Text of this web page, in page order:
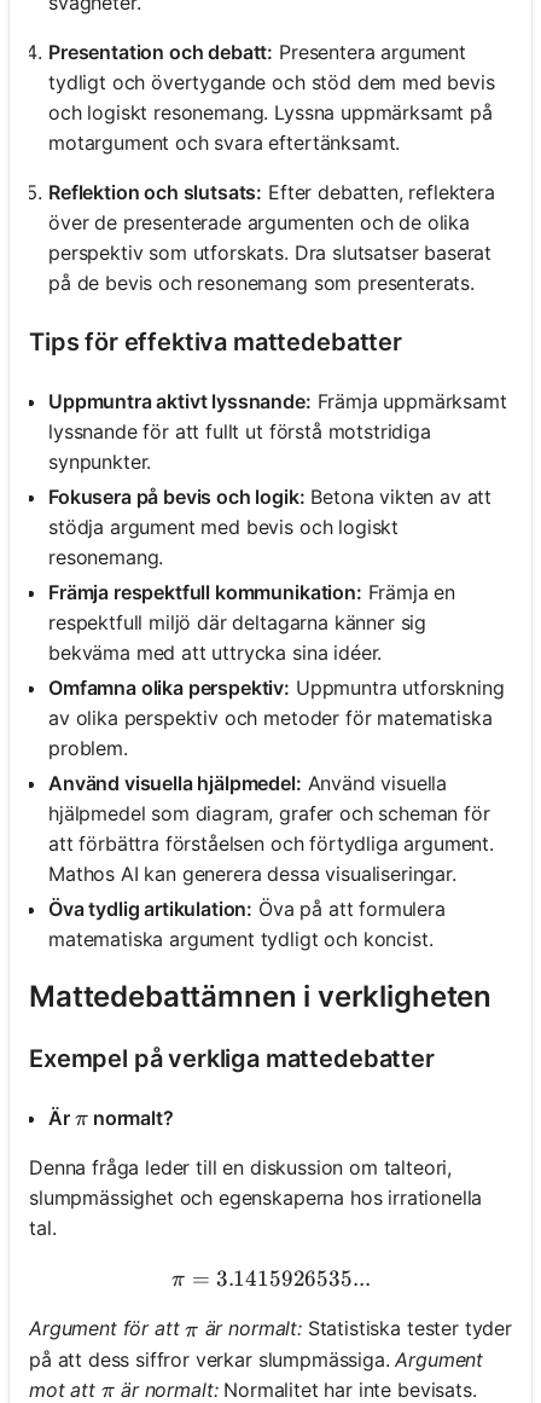
Presentation och debatt: Presentera argument
tydligt och övertygande och stöd dem med bevis
och logiskt resonemang. Lyssna uppmärksamt på
motargument och svara eftertänksamt.
Reflektion och slutsats: Efter debatten, reflektera
över de presenterade argumenten och de olika
perspektiv som utforskats. Dra slutsatser baserat
på de bevis och resonemang som presenterats.
Tips för effektiva mattedebatter
Uppmuntra aktivt lyssnande: Främja uppmärksamt
lyssnande för att fullt ut förstå motstridiga
synpunkter.
Fokusera på bevis och logik: Betona vikten av att
stödja argument med bevis och logiskt
resonemang.
Främja respektfull kommunikation: Främja en
respektfull miljö där deltagarna känner sig
bekväma med att uttrycka sina idéer.
Omfamna olika perspektiv: Uppmuntra utforskning
av olika perspektiv och metoder för matematiska
problem.
Använd visuella hjälpmedel: Använd visuella
hjälpmedel som diagram, grafer och scheman för
att förbättra förståelsen och förtydliga argument.
Mathos AI kan generera dessa visualiseringar.
Öva tydlig artikulation: Öva på att formulera
matematiska argument tydligt och koncist.
Mattedebattämnen i verkligheten
Exempel på verkliga mattedebatter
Är \pi
π normalt?
Denna fråga leder till en diskussion om talteori,
slumpmässighet och egenskaperna hos irrationella
tal.
\pi = 3.1415926535...
π = 3.1415926535...
Argument för att\pi
π är normalt:Statistiska tester tyder
på att dess siffror verkar slumpmässiga.Argument
mot att \pi
π är normalt:Normalitet har inte bevisats.